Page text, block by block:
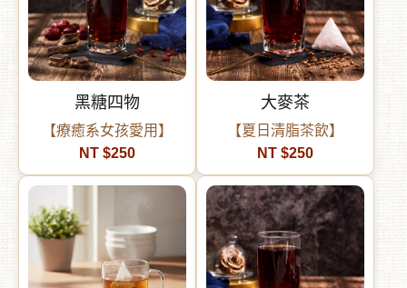
黑糖四物
【療癒系女孩愛用】
NT $250
大麥茶
【夏日清脂茶飲】
NT $250